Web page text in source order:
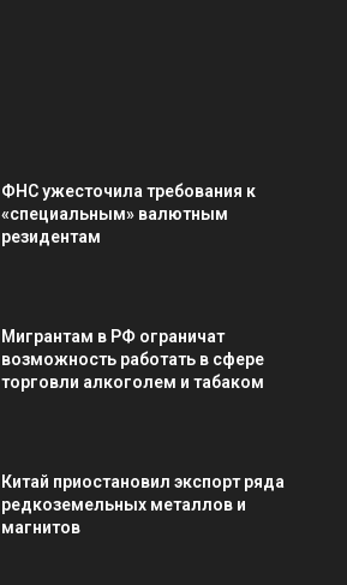
ФНС ужесточила требования к
«специальным» валютным
резидентам
Мигрантам в РФ ограничат
возможность работать в сфере
торговли алкоголем и табаком
Китай приостановил экспорт ряда
редкоземельных металлов и
магнитов